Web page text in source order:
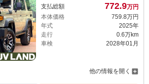
支払総額 772.9万円
本体価格
759. 8万円
年式
2025年
走行
0.6万km
車検
2028年01月
他の情報を開く